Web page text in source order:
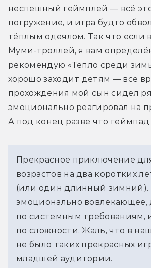
неспешный геймплей — всё
погружение, и игра будто
тёплым одеялом. Так что если
Муми-троллей, я вам
рекомендую «Тепло среди
хорошо заходит детям — всё
прохождения мой сын сидел
эмоционально реагировал на
А под конец разве что геймпад
Прекрасное приключение
возрастов на два коротких
(или один длинный зимний).
эмоционально вовлекающее,
по системным требованиям,
по сложности. Жаль, что в
не было таких прекрасных
младшей аудитории.